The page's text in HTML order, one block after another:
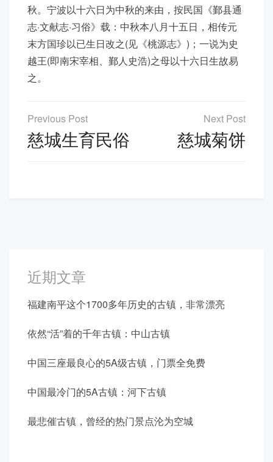
秋。宁波以十六日为中秋的来由，按民国《鄞县通
志·文献志·习俗》载：中秋本八月十五日，相传元
末方国珍以已生日改之(见《桃源志》)；一说为史
越王(即南宋宰相、鄞人史浩)之母以十六日生故易
之。
文
章
导
慈城生育民俗 慈城菊饼
近期文章
福建南平这个1700多年历史的古镇，非常漂亮
依然“活”着的千年古镇：中山古镇
中国三座最良心的5A级古镇，门票全免费
中国最冷门的5A古镇：河下古镇
最悲催古镇，曾经的热门景点沦为空城